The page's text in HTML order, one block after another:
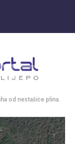
od nestašice plina.